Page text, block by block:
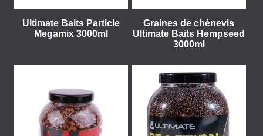
Ultimate Baits Particle
Megamix 3000ml
Graines de chènevis
Ultimate Baits Hempseed
3000ml